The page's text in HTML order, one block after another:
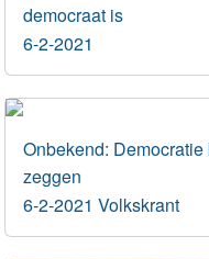
democraat is
6-2-2021
Onbekend:
zeggen
6-2-2021 Volkskrant